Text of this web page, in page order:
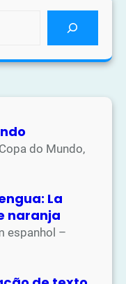
do Mundo,
La
naranja
espanhol –